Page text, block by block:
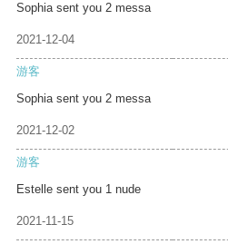
Sophia sent you 2 messa
2021-12-04
游客
Sophia sent you 2 messa
2021-12-02
游客
Estelle sent you 1 nude
2021-11-15